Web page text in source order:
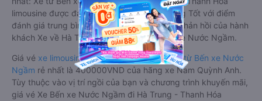
limousine được đánh giá chung có chất lượng Tốt với điểm
đánh giá trung bình từ 4.4/5 dựa trên 2212 phản hồi của hành
khách Xe về Hà Trung - Thanh Hóa từ Bến xe Nước Ngầm.
Giá vé xe limousine đi Hà Trung - Thanh Hóa từ Bến xe Nước
Ngầm rẻ nhất là 400000VND của hãng xe Nam Quỳnh Anh.
Tùy thuộc vào vị trí ngồi của bạn và chương trình khuyến mãi,
giá vé Xe Bến xe Nước Ngầm đi Hà Trung - Thanh Hóa